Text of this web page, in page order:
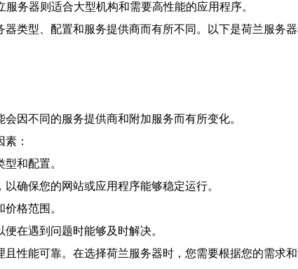
务器则适合大型机构和需要高性能的应用程序。
类型、配置和服务提供商而有所不同。以下是荷兰服务器
因不同的服务提供商和附加服务而有所变化。
：
和配置。
确保您的网站或应用程序能够稳定运行。
格范围。
在遇到问题时能够及时解决。
性能可靠。在选择荷兰服务器时，您需要根据您的需求